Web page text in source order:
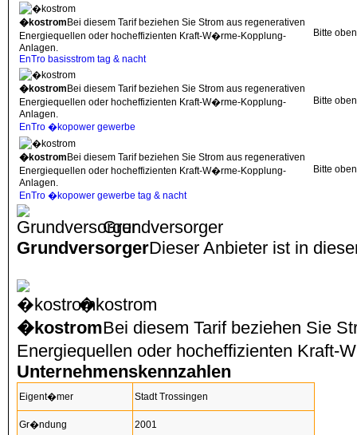
�kostrom Bei diesem Tarif beziehen Sie Strom aus regenerativen
Energiequellen oder hocheffizienten Kraft-W�rme-Kopplung-
Anlagen.
EnTro basisstrom tag & nacht
Bitte
�kostrom Bei diesem Tarif beziehen Sie Strom aus regenerativen
Energiequellen oder hocheffizienten Kraft-W�rme-Kopplung-
Anlagen.
EnTro �kopower gewerbe
Bitte
�kostrom Bei diesem Tarif beziehen Sie Strom aus regenerativen
Energiequellen oder hocheffizienten Kraft-W�rme-Kopplung-
Anlagen.
EnTro �kopower gewerbe tag & nacht
Bitte
Grundversorger
GrundversorgerDieser Anbieter ist in
�kostrom
�kostromBei diesem Tarif beziehen Sie
Energiequellen oder hocheffizienten Kraft-
Unternehmenskennzahlen
Eigent�mer Stadt Trossingen
Gr�ndung 2001